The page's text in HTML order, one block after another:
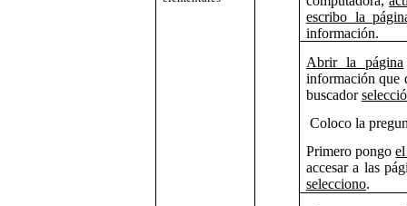
escribo la
información.
Abrir la página
información que
buscador
Coloco la
Primero pongo
accesar a las
selecciono.